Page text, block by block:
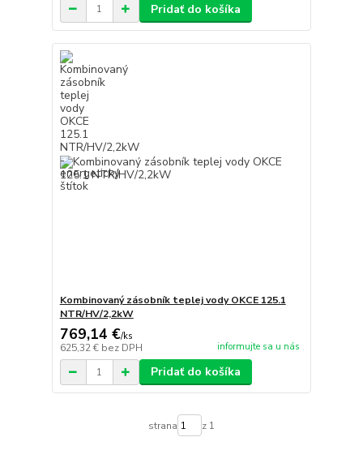
Pridať do košíka
Kombinovaný zásobník teplej vody OKCE 125.1
NTR/HV/2,2kW
769,14 €/ks
625,32 € bez DPH informujte sa u nás
Pridať do košíka
strana z 1